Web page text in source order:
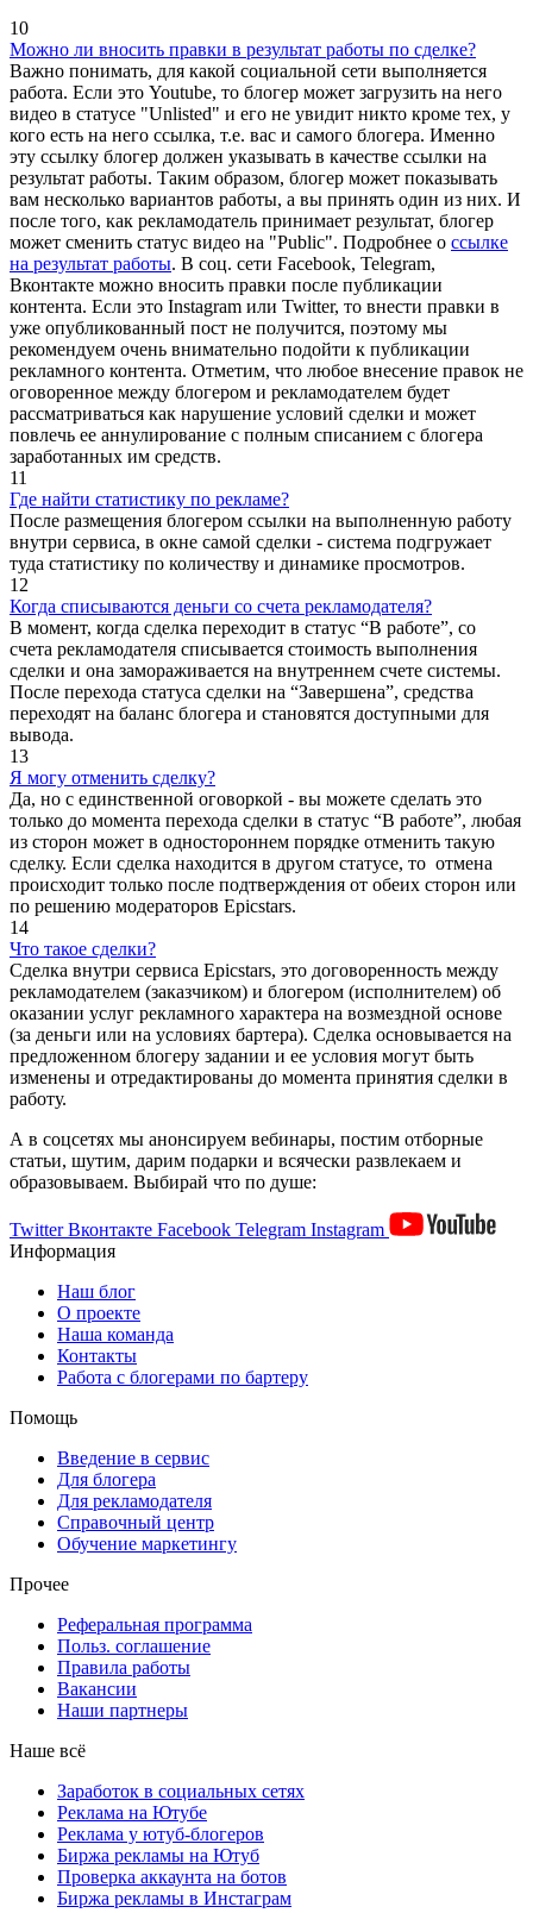
10
Можно ли вносить правки в результат работы по сделке?
Важно понимать, для какой социальной сети выполняется
работа. Если это Youtube, то блогер может загрузить на него
видео в статусе "Unlisted" и его не увидит никто кроме тех, у
кого есть на него ссылка, т.е. вас и самого блогера. Именно
эту ссылку блогер должен указывать в качестве ссылки на
результат работы. Таким образом, блогер может показывать
вам несколько вариантов работы, а вы принять один из них. И
после того, как рекламодатель принимает результат, блогер
может сменить статус видео на "Public". Подробнее о ссылке
на результат работы. В соц. сети Facebook, Telegram,
Вконтакте можно вносить правки после публикации
контента. Если это Instagram или Twitter, то внести правки в
уже опубликованный пост не получится, поэтому мы
рекомендуем очень внимательно подойти к публикации
рекламного контента. Отметим, что любое внесение правок не
оговоренное между блогером и рекламодателем будет
рассматриваться как нарушение условий сделки и может
повлечь ее аннулирование с полным списанием с блогера
заработанных им средств.
11
Где найти статистику по рекламе?
После размещения блогером ссылки на выполненную работу
внутри сервиса, в окне самой сделки - система подгружает
туда статистику по количеству и динамике просмотров.
12
Когда списываются деньги со счета рекламодателя?
В момент, когда сделка переходит в статус “В работе”, со
счета рекламодателя списывается стоимость выполнения
сделки и она замораживается на внутреннем счете системы.
После перехода статуса сделки на “Завершена”, средства
переходят на баланс блогера и становятся доступными для
вывода.
13
Я могу отменить сделку?
Да, но с единственной оговоркой - вы можете сделать это
только до момента перехода сделки в статус “В работе”, любая
из сторон может в одностороннем порядке отменить такую
сделку. Если сделка находится в другом статусе, то отмена
происходит только после подтверждения от обеих сторон или
по решению модераторов Epicstars.
14
Что такое сделки?
Сделка внутри сервиса Epicstars, это договоренность между
рекламодателем (заказчиком) и блогером (исполнителем) об
оказании услуг рекламного характера на возмездной основе
(за деньги или на условиях бартера). Сделка основывается на
предложенном блогеру задании и ее условия могут быть
изменены и отредактированы до момента принятия сделки в
работу.
А в соцсетях мы анонсируем вебинары, постим отборные
статьи, шутим, дарим подарки и всячески развлекаем и
образовываем. Выбирай что по душе:
TwitterВконтакте Facebook Telegram Instagram
Информация
Наш блог
О проекте
Наша команда
Контакты
Работа с блогерами по бартеру
Помощь
Введение в сервис
Для блогера
Для рекламодателя
Справочный центр
Обучение маркетингу
Прочее
Реферальная программа
Польз. соглашение
Правила работы
Вакансии
Наши партнеры
Наше всё
Заработок в социальных сетях
Реклама на Ютубе
Реклама у ютуб-блогеров
Биржа рекламы на Ютуб
Проверка аккаунта на ботов
Биржа рекламы в Инстаграм